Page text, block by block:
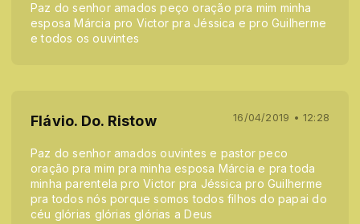
Paz do senhor amados peço oração pra mim minha
esposa Márcia pro Victor pra Jéssica e pro Guilherme
e todos os ouvintes
Flávio. Do. Ristow 16/04/2019 • 12:28
Paz do senhor amados ouvintes e pastor peco
oração pra mim pra minha esposa Márcia e pra toda
minha parentela pro Victor pra Jéssica pro Guilherme
pra todos nós porque somos todos filhos do papai do
céu glórias glórias glórias a Deus